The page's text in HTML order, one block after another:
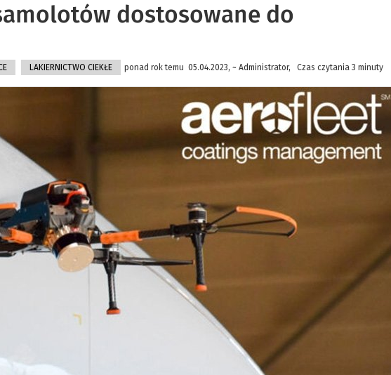
dostosowane do
LAKIERNICTWO CIEKŁE ponad rok temu 05.04.2023, ~ Administrator, Czas czytania 3 minuty